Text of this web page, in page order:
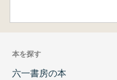
本を探す
六一書房の本